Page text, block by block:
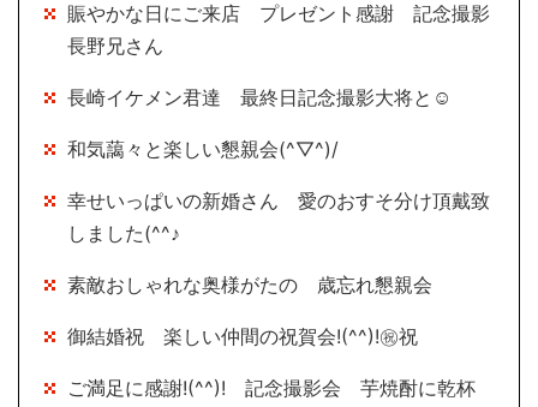
賑やかな日にご来店 プレゼント感謝 記念撮影
長野兄さん
長崎イケメン君達 最終日記念撮影大将と☺
和気藹々と楽しい懇親会(^▽^)/
幸せいっぱいの新婚さん 愛のおすそ分け頂戴致
しました(^^♪
素敵おしゃれな奥様がたの 歳忘れ懇親会
御結婚祝 楽しい仲間の祝賀会!(^^)!㊗祝
ご満足に感謝!(^^)! 記念撮影会 芋焼酎に乾杯